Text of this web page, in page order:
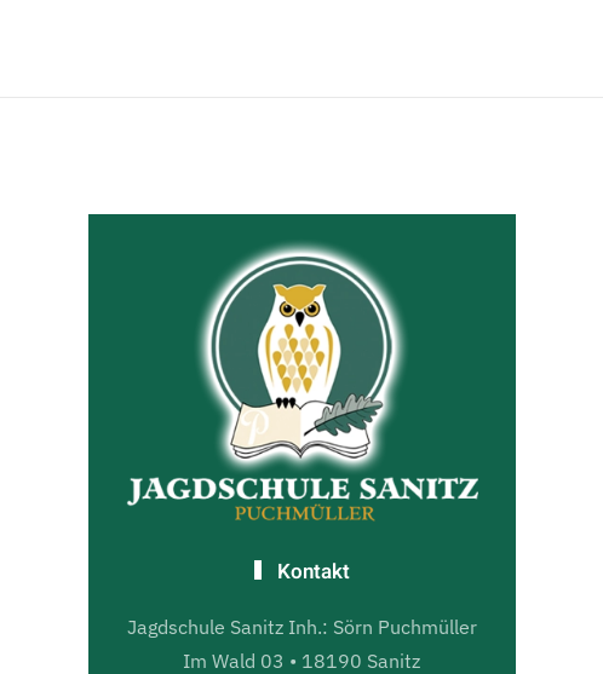
Kontakt
Jagdschule Sanitz Inh.: Sörn Puchmüller
Im Wald 03 • 18190 Sanitz